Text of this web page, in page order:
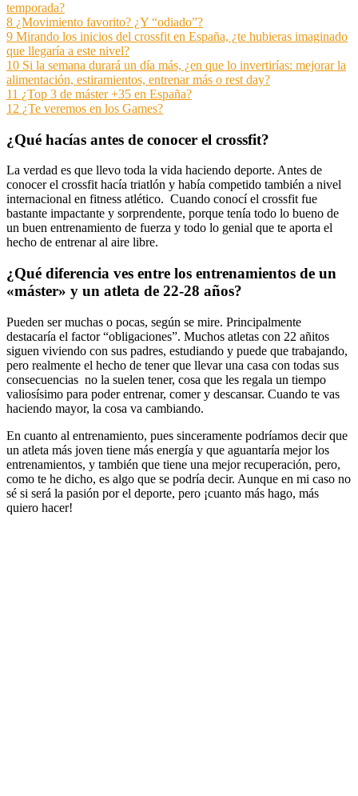
temporada?
8 ¿Movimiento favorito? ¿Y “odiado”?
9 Mirando los inicios del crossfit en España, ¿te hubieras imaginado
que llegaría a este nivel?
10 Si la semana durará un día más, ¿en que lo invertirías: mejorar la
alimentación, estiramientos, entrenar más o rest day?
11 ¿Top 3 de máster +35 en España?
12 ¿Te veremos en los Games?
¿Qué hacías antes de conocer el crossfit?
La verdad es que llevo toda la vida haciendo deporte. Antes de
conocer el crossfit hacía triatlón y había competido también a nivel
internacional en fitness atlético. Cuando conocí el crossfit fue
bastante impactante y sorprendente, porque tenía todo lo bueno de
un buen entrenamiento de fuerza y todo lo genial que te aporta el
hecho de entrenar al aire libre.
¿Qué diferencia ves entre los entrenamientos de un
«máster» y un atleta de 22-28 años?
Pueden ser muchas o pocas, según se mire. Principalmente
destacaría el factor “obligaciones”. Muchos atletas con 22 añitos
siguen viviendo con sus padres, estudiando y puede que trabajando,
pero realmente el hecho de tener que llevar una casa con todas sus
consecuencias no la suelen tener, cosa que les regala un tiempo
valiosísimo para poder entrenar, comer y descansar. Cuando te vas
haciendo mayor, la cosa va cambiando.
En cuanto al entrenamiento, pues sinceramente podríamos decir que
un atleta más joven tiene más energía y que aguantaría mejor los
entrenamientos, y también que tiene una mejor recuperación, pero,
como te he dicho, es algo que se podría decir. Aunque en mi caso no
sé si será la pasión por el deporte, pero ¡cuanto más hago, más
quiero hacer!